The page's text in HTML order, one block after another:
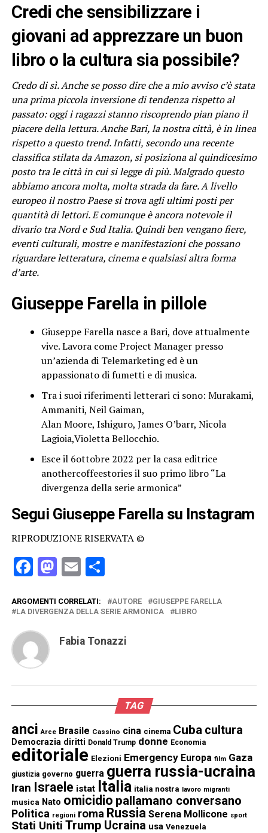
Credi che sensibilizzare i
giovani ad apprezzare un buon
libro o la cultura sia possibile?
Credo di sì. Anche se posso dire che a mio avviso c’è stata
una prima piccola inversione di tendenza rispetto al
passato: oggi i ragazzi stanno riscoprendo pian piano il
piacere della lettura. Anche Bari, la nostra città, è in linea
rispetto a questo trend. Infatti, secondo una recente
classifica stilata da Amazon, si posiziona al quindicesimo
posto tra le città in cui si legge di più. Malgrado questo
abbiamo ancora molta, molta strada da fare. A livello
europeo il nostro Paese si trova agli ultimi posti per
quantità di lettori. E comunque è ancora notevole il
divario tra Nord e Sud Italia. Quindi ben vengano fiere,
eventi culturali, mostre e manifestazioni che possano
riguardare letteratura, cinema e qualsiasi altra forma
d’arte.
Giuseppe Farella in pillole
Giuseppe Farella nasce a Bari, dove attualmente
vive. Lavora come Project Manager presso
un’azienda di Telemarketing ed è un
appassionato di fumetti e di musica.
Tra i suoi riferimenti letterari ci sono: Murakami,
Ammaniti, Neil Gaiman,
Alan Moore, Ishiguro, James O’barr, Nicola
Lagioia,Violetta Bellocchio.
Esce il 6ottobre 2022 per la casa editrice
anothercoffeestories il suo primo libro “La
divergenza della serie armonica”
Segui Giuseppe Farella su Instagram
RIPRODUZIONE RISERVATA ©
Facebook
Mastodon
EmailCondividi
ARGOMENTI CORRELATI: AUTORE
GIUSEPPE FARELLA
LA DIVERGENZA DELLA SERIE ARMONICA
LIBRO
Fabia Tonazzi
TAG
anci Arce Brasile Cassino cina cinema Cuba cultura
Democrazia diritti Donald Trump donne Economia
editoriale Elezioni Emergency Europa film Gaza
giustizia governo guerra guerra russia-ucraina
Iran Israele istat Italia italia nostra lavoro migranti
musica Nato omicidio pallamano conversano
Politica regioni roma Russia Serena Mollicone sport
Stati Uniti Trump Ucraina usa Venezuela